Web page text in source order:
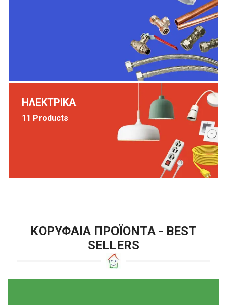
ΗΛΕΚΤΡΙΚΑ
11 Products
ΚΟΡΥΦΑΙΑ ΠΡΟΪΟΝΤΑ - BEST
SELLERS